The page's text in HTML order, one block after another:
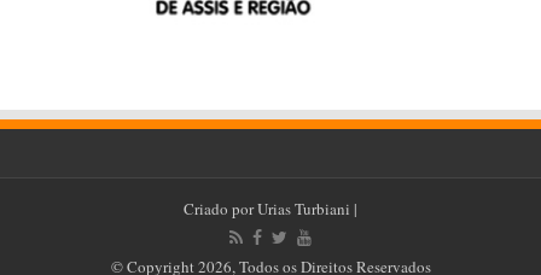
Criado porUrias Turbiani |
© Copyright 2026, Todos os Direitos Reservados